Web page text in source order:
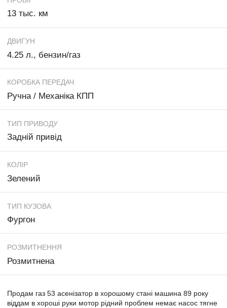
13 тыс. км
ДВИГУН
4.25 л., бензин/газ
КОРОБКА ПЕРЕДАЧ
Ручна / Механіка КПП
ТИП ПРИВОДУ
Задній привід
КОЛІР
Зелений
ТИП КУЗОВА
Фургон
РОЗМИТНЕННЯ
Розмитнена
Продам газ 53 асенізатор в хорошому стані машина 89 року
віддам в хороші руки мотор рідний проблем немає насос тягне